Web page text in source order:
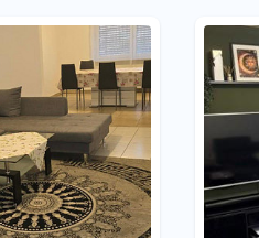
Preis zurücksetzen
Fläche zurücksetzen